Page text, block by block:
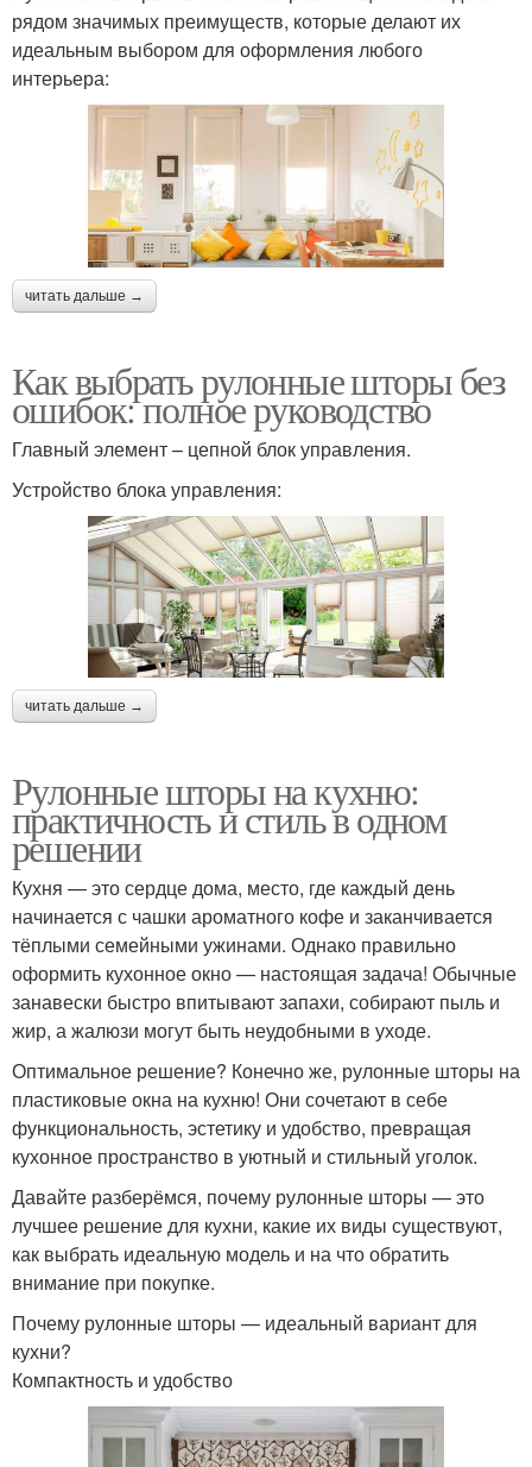
рядом значимых преимуществ, которые делают их
идеальным выбором для оформления любого
интерьера:
читать дальше →
Как выбрать рулонные шторы без
ошибок: полное руководство
Главный элемент – цепной блок управления.
Устройство блока управления:
читать дальше →
Рулонные шторы на кухню:
практичность и стиль в одном
решении
Кухня — это сердце дома, место, где каждый день
начинается с чашки ароматного кофе и заканчивается
тёплыми семейными ужинами. Однако правильно
оформить кухонное окно — настоящая задача! Обычные
занавески быстро впитывают запахи, собирают пыль и
жир, а жалюзи могут быть неудобными в уходе.
Оптимальное решение? Конечно же, рулонные шторы на
пластиковые окна на кухню! Они сочетают в себе
функциональность, эстетику и удобство, превращая
кухонное пространство в уютный и стильный уголок.
Давайте разберёмся, почему рулонные шторы — это
лучшее решение для кухни, какие их виды существуют,
как выбрать идеальную модель и на что обратить
внимание при покупке.
Почему рулонные шторы — идеальный вариант для
кухни?
Компактность и удобство